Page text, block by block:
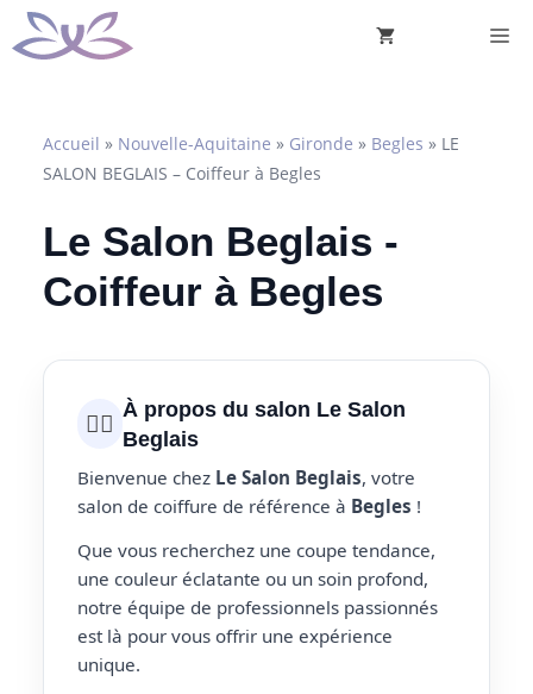
Aller
au
Accueil » Nouvelle-Aquitaine » Gironde » Begles » LE
SALON BEGLAIS – Coiffeur à Begles
Le Salon Beglais -
Coiffeur à Begles
💇‍♀️ À propos du salon Le Salon
Beglais
Bienvenue chez Le Salon Beglais, votre
salon de coiffure de référence à Begles !
Que vous recherchez une coupe tendance,
une couleur éclatante ou un soin profond,
notre équipe de professionnels passionnés
est là pour vous offrir une expérience
unique.